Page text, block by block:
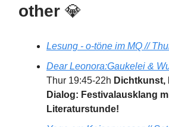
other 💎
Lesung - o-töne im MQ //
Dear Leonora:Gaukelei &
Thur 19:45-22h Dichtkunst,
Dialog: Festivalausklang
Literaturstunde!